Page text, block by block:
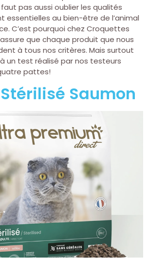
pas aussi oublier les qualités
essentielles au bien-être de l’animal
C’est pourquoi chez Croquettes
que chaque produit que nous
à tous nos critères. Mais surtout
un test réalisé par nos testeurs
pattes!
Saumon